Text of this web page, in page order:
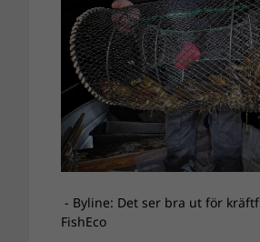
- Byline: Det ser bra ut för
FishEco